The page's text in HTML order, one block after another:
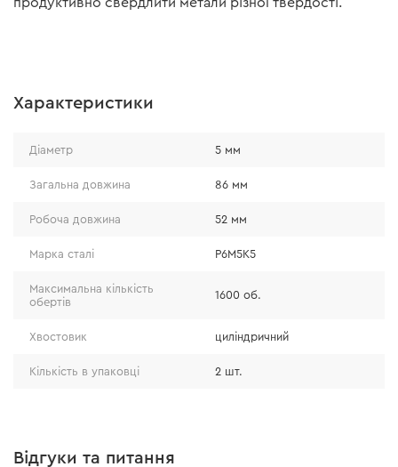
Характеристики
Діаметр 5 мм
Загальна довжина 86 мм
Робоча довжина 52 мм
Марка сталі P6M5K5
Максимальна кількість
обертів
1600 об.
Хвостовик циліндричний
Кількість в упаковці 2 шт.
Відгуки та питання